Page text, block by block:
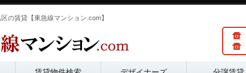
の賃貸【東急線マンション.com】